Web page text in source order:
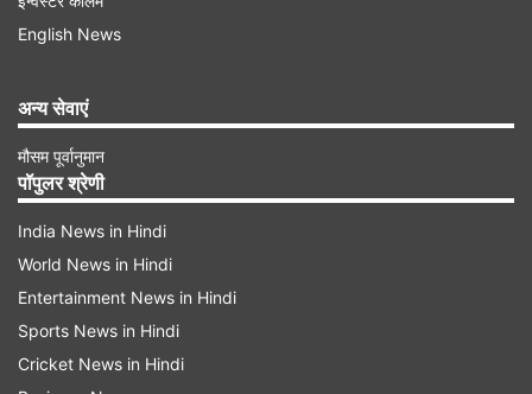
पहचान 8 लाख का ईनामी नक्सली मड़कम नंदा और दो लाख
English News
अन्य सेवाएं
मौसम पूर्वानुमान
पॉपुलर श्रेणी
India News in Hindi
World News in Hindi
Entertainment News in Hindi
Sports News in Hindi
Cricket News in Hindi